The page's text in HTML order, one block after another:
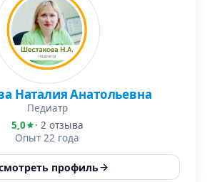
Наталия Анатольевна
Педиатр
5,0
· 2 отзыва
Опыт 22 года
профиль